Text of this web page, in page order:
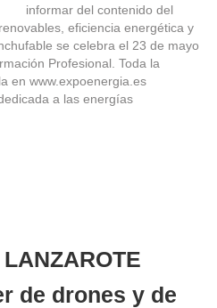
informar del contenido del
eficiencia energética y
se celebra el 23 de mayo
Profesional. Toda la
en www.expoenergia.es
a las energías
de drones y de